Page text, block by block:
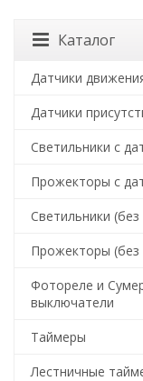
Каталог
Датчики
Датчики
Светильники с
Прожекторы с
Светильники (без
Прожекторы (без
Фотореле и
выключатели
Таймеры
Лестничные